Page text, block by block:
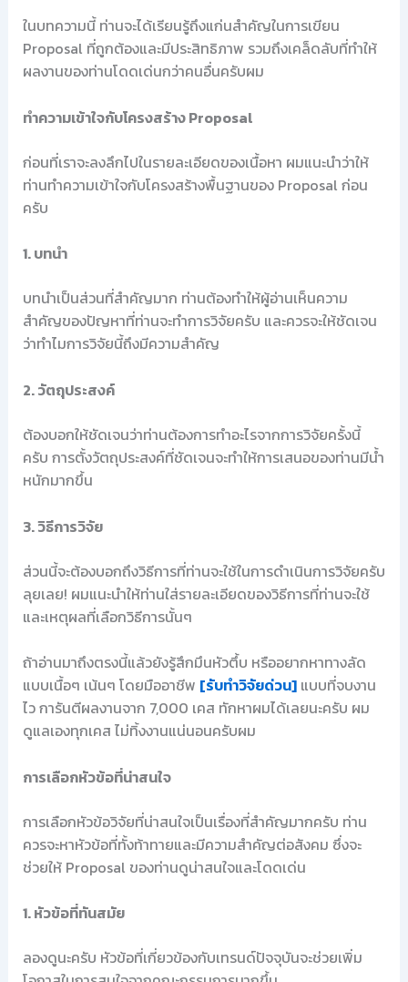
ในบทความนี้ ท่านจะได้เรียนรู้ถึงแก่นสำคัญในการเขียน
Proposal ที่ถูกต้องและมีประสิทธิภาพ รวมถึงเคล็ดลับที่ทำให้
ผลงานของท่านโดดเด่นกว่าคนอื่นครับผม
ทำความเข้าใจกับโครงสร้าง Proposal
ก่อนที่เราจะลงลึกไปในรายละเอียดของเนื้อหา ผมแนะนำว่าให้
ท่านทำความเข้าใจกับโครงสร้างพื้นฐานของ Proposal ก่อน
ครับ
1. บทนำ
บทนำเป็นส่วนที่สำคัญมาก ท่านต้องทำให้ผู้อ่านเห็นความ
สำคัญของปัญหาที่ท่านจะทำการวิจัยครับ และควรจะให้ชัดเจน
ว่าทำไมการวิจัยนี้ถึงมีความสำคัญ
2. วัตถุประสงค์
ต้องบอกให้ชัดเจนว่าท่านต้องการทำอะไรจากการวิจัยครั้งนี้
ครับ การตั้งวัตถุประสงค์ที่ชัดเจนจะทำให้การเสนอของท่านมีน้ำ
หนักมากขึ้น
3. วิธีการวิจัย
ส่วนนี้จะต้องบอกถึงวิธีการที่ท่านจะใช้ในการดำเนินการวิจัยครับ
ลุยเลย! ผมแนะนำให้ท่านใส่รายละเอียดของวิธีการที่ท่านจะใช้
และเหตุผลที่เลือกวิธีการนั้นๆ
ถ้าอ่านมาถึงตรงนี้แล้วยังรู้สึกมึนหัวตึ้บ หรืออยากหาทางลัด
แบบเนื้อๆ เน้นๆ โดยมืออาชีพ [รับทำวิจัยด่วน]แบบที่จบงาน
ไว การันตีผลงานจาก 7,000 เคส ทักหาผมได้เลยนะครับ ผม
ดูแลเองทุกเคส ไม่ทิ้งงานแน่นอนครับผม
การเลือกหัวข้อที่น่าสนใจ
การเลือกหัวข้อวิจัยที่น่าสนใจเป็นเรื่องที่สำคัญมากครับ ท่าน
ควรจะหาหัวข้อที่ทั้งท้าทายและมีความสำคัญต่อสังคม ซึ่งจะ
ช่วยให้ Proposal ของท่านดูน่าสนใจและโดดเด่น
1. หัวข้อที่ทันสมัย
ลองดูนะครับ หัวข้อที่เกี่ยวข้องกับเทรนด์ปัจจุบันจะช่วยเพิ่ม